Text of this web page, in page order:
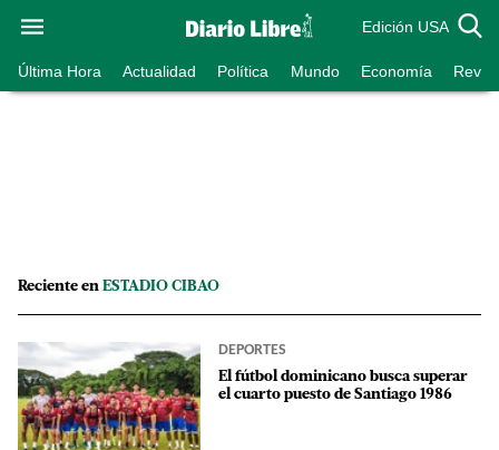
Edición USA
Última Hora Actualidad Política Mundo Economía
Reciente en ESTADIO CIBAO
DEPORTES
El fútbol dominicano busca superar
el cuarto puesto de Santiago 1986